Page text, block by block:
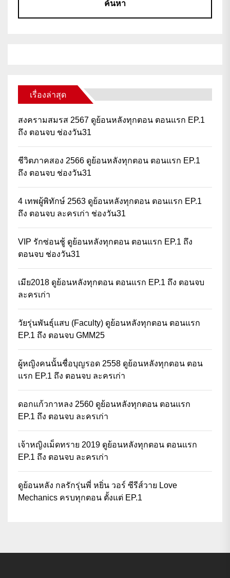
เรื่องล่าสุด
สงครามสมรส 2567 ดูย้อนหลังทุกตอน ตอนแรก EP.1
ถึง ตอนจบ ช่องวัน31
ชีวิตภาคสอง 2566 ดูย้อนหลังทุกตอน ตอนแรก EP.1
ถึง ตอนจบ ช่องวัน31
4 เทพผู้พิทักษ์ 2563 ดูย้อนหลังทุกตอน ตอนแรก EP.1
ถึง ตอนจบ ละครเก่า ช่องวัน31
VIP รักซ่อนชู้ ดูย้อนหลังทุกตอน ตอนแรก EP.1 ถึง
ตอนจบ ช่องวัน31
เมีย2018 ดูย้อนหลังทุกตอน ตอนแรก EP.1 ถึง ตอนจบ
ละครเก่า
วัยรุ่นพันธุ์แสบ (Faculty) ดูย้อนหลังทุกตอน ตอนแรก
EP.1 ถึง ตอนจบ GMM25
ผู้หญิงคนนั้นชื่อบุญรอด 2558 ดูย้อนหลังทุกตอน ตอน
แรก EP.1 ถึง ตอนจบ ละครเก่า
ดอกแก้วกาหลง 2560 ดูย้อนหลังทุกตอน ตอนแรก
EP.1 ถึง ตอนจบ ละครเก่า
เจ้าหญิงเม็ดทราย 2019 ดูย้อนหลังทุกตอน ตอนแรก
EP.1 ถึง ตอนจบ ละครเก่า
ดูย้อนหลัง กลรักรุ่นพี่ หยิ่น วอร์ ซีรีส์วาย Love
Mechanics ครบทุกตอน ตั้งแต่ EP.1